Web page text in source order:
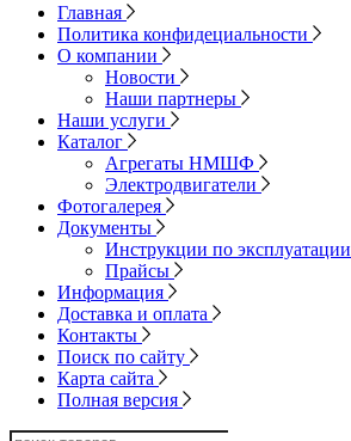
Главная
Политика конфидециальности
О компании
Новости
Наши партнеры
Наши услуги
Каталог
Агрегаты НМШФ
Электродвигатели
Фотогалерея
Документы
Инструкции по эксплуатации
Прайсы
Информация
Доставка и оплата
Контакты
Поиск по сайту
Карта сайта
Полная версия